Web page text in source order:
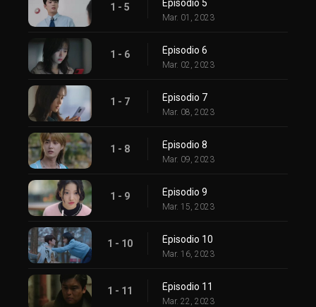
1 - 5 Episodio 5
Mar. 01, 2023
1 - 6 Episodio 6
Mar. 02, 2023
1 - 7 Episodio 7
Mar. 08, 2023
1 - 8 Episodio 8
Mar. 09, 2023
1 - 9 Episodio 9
Mar. 15, 2023
1 - 10 Episodio 10
Mar. 16, 2023
1 - 11 Episodio 11
Mar. 22, 2023